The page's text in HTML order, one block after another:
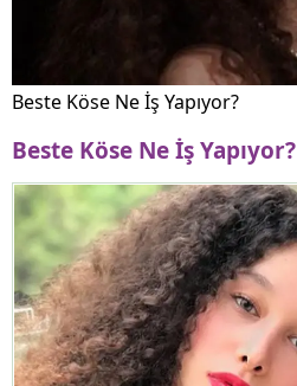
Beste Köse Ne İş Yapıyor?
Beste Köse Ne İş Yapıyor?